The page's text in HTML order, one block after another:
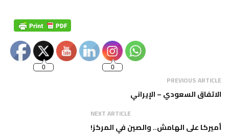
0
Set Youtube
Channel ID
0
PREVIOUS ARTICLE
الاتفاق السعودي – الإيراني
NEXT ARTICLE
أميركا على الهامش.. والصين في المركز!